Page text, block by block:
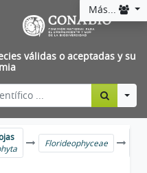
Más...
válidas o aceptadas y su
Florideophyceae